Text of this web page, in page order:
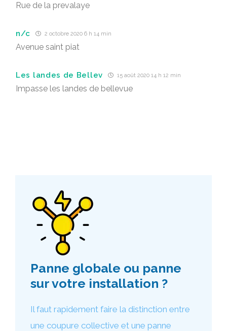
Rue de la prevalaye
n/c 2 octobre 2020 6 h 14 min
Avenue saint piat
Les landes de Bellev 15 août 2020 14 h 12 min
Impasse les landes de bellevue
Panne globale ou panne
sur votre installation ?
Il faut rapidement faire la distinction entre
une coupure collective et une panne